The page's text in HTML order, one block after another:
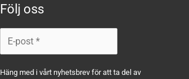
Följ oss
Häng med i vårt nyhetsbrev för att ta del av